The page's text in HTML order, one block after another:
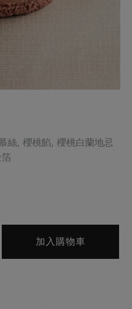
絲, 櫻桃餡, 櫻桃白蘭地忌
加入購物車